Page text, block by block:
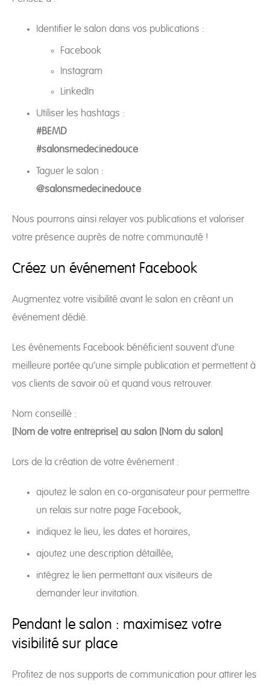
Identifier le salon dans vos publications :
Facebook
Instagram
LinkedIn
Utiliser les hashtags :
#BEMD
#salonsmedecinedouce
Taguer le salon :
@salonsmedecinedouce
Nous pourrons ainsi relayer vos publications et valoriser
votre présence auprès de notre communauté !
Créez un événement Facebook
Augmentez votre visibilité avant le salon en créant un
événement dédié.
Les événements Facebook bénéficient souvent d’une
meilleure portée qu’une simple publication et permettent à
vos clients de savoir où et quand vous retrouver.
Nom conseillé :
[Nom de votre entreprise] au salon [Nom du salon]
Lors de la création de votre événement :
ajoutez le salon en co-organisateur pour permettre
un relais sur notre page Facebook,
indiquez le lieu, les dates et horaires,
ajoutez une description détaillée,
intégrez le lien permettant aux visiteurs de
demander leur invitation.
Pendant le salon : maximisez votre
visibilité sur place
Profitez de nos supports de communication pour attirer les